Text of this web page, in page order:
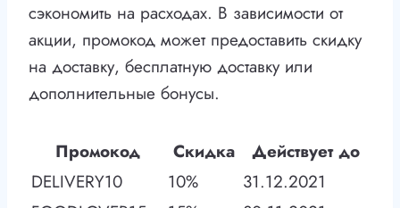
сэкономить на расходах. В зависимости от
акции, промокод может предоставить скидку
на доставку, бесплатную доставку или
дополнительные бонусы.
Промокод Скидка
Действует до
DELIVERY10
10%
31.12.2021